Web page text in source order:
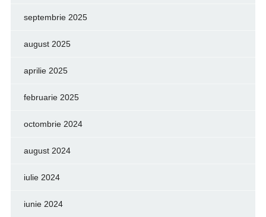
septembrie 2025
august 2025
aprilie 2025
februarie 2025
octombrie 2024
august 2024
iulie 2024
iunie 2024